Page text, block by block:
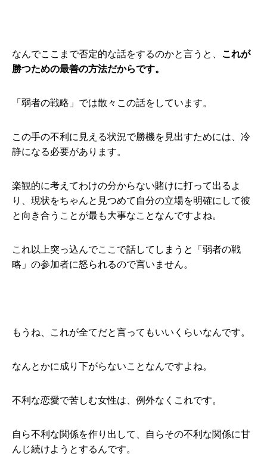
なんでここまで否定的な話をするのかと言うと、 これが
勝つための最善の方法だからです。
「弱者の戦略」では散々この話をしています。
この手の不利に見える状況で勝機を見出すためには、冷
静になる必要があります。
楽観的に考えてわけの分からない賭けに打って出るよ
り、現状をちゃんと見つめて自分の立場を明確にして彼
と向き合うことが最も大事なことなんですよね。
これ以上突っ込んでここで話してしまうと「弱者の戦
略」の参加者に怒られるので言いません。
もうね、これが全てだと言ってもいいくらいなんです。
なんとかに成り下がらないことなんですよね。
不利な恋愛で苦しむ女性は、例外なくこれです。
自ら不利な関係を作り出して、自らその不利な関係に甘
んじ続けようとするんです。